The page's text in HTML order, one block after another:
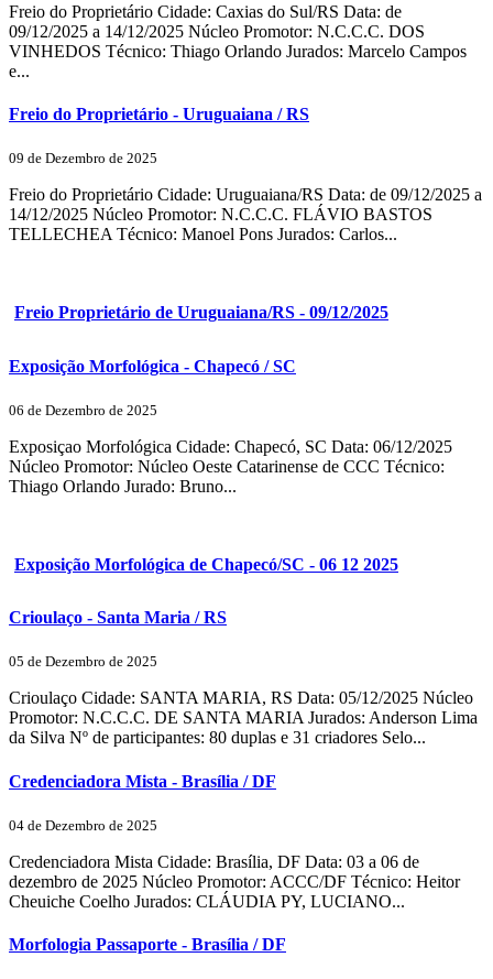
Freio do Proprietário Cidade: Caxias do Sul/RS Data: de
09/12/2025 a 14/12/2025 Núcleo Promotor: N.C.C.C. DOS
VINHEDOS Técnico: Thiago Orlando Jurados: Marcelo Campos
e...
Freio do Proprietário - Uruguaiana / RS
09 de Dezembro de 2025
Freio do Proprietário Cidade: Uruguaiana/RS Data: de 09/12/2025 a
14/12/2025 Núcleo Promotor: N.C.C.C. FLÁVIO BASTOS
TELLECHEA Técnico: Manoel Pons Jurados: Carlos...
Freio Proprietário de Uruguaiana/RS - 09/12/2025
Exposição Morfológica - Chapecó / SC
06 de Dezembro de 2025
Exposiçao Morfológica Cidade: Chapecó, SC Data: 06/12/2025
Núcleo Promotor: Núcleo Oeste Catarinense de CCC Técnico:
Thiago Orlando Jurado: Bruno...
Exposição Morfológica de Chapecó/SC - 06 12 2025
Crioulaço - Santa Maria / RS
05 de Dezembro de 2025
Crioulaço Cidade: SANTA MARIA, RS Data: 05/12/2025 Núcleo
Promotor: N.C.C.C. DE SANTA MARIA Jurados: Anderson Lima
da Silva Nº de participantes: 80 duplas e 31 criadores Selo...
Credenciadora Mista - Brasília / DF
04 de Dezembro de 2025
Credenciadora Mista Cidade: Brasília, DF Data: 03 a 06 de
dezembro de 2025 Núcleo Promotor: ACCC/DF Técnico: Heitor
Cheuiche Coelho Jurados: CLÁUDIA PY, LUCIANO...
Morfologia Passaporte - Brasília / DF